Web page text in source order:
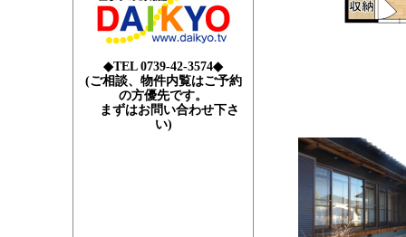
◆TEL 0739-42-3574◆
(ご相談、物件内覧はご予約
の方優先です。
まずはお問い合わせ下さ
い)